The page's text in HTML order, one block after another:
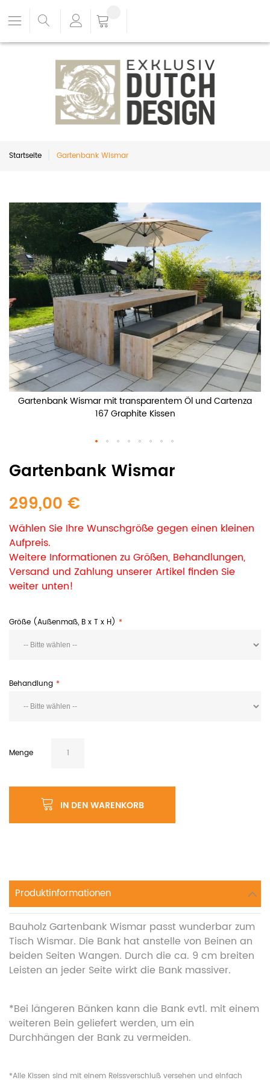
Startseite Gartenbank Wismar
Gartenbank Wismar
299,00 €
Wählen Sie Ihre Wunschgröße gegen einen kleinen
Aufpreis.
Weitere Informationen zu Größen, Behandlungen,
Versand und Zahlung unserer Artikel finden Sie
weiter unten!
Größe (Außenmaß, B x T x H)
Behandlung
Menge
IN DEN WARENKORB
Gartenbank Wismar mit transparentem Öl und Cartenza
167 Graphite Kissen
Produktinformationen
Bauholz Gartenbank Wismar passt wunderbar zum
Tisch Wismar. Die Bank hat anstelle von Beinen an
beiden Seiten Wangen. Durch die ca. 9 cm breiten
Leisten an jeder Seite wirkt die Bank massiver.
*Bei längeren Bänken kann die Bank evtl. mit einem
weiteren Bein geliefert werden, um ein
Durchhängen der Bank zu vermeiden.
*Alle Kissen sind mit einem Reissverschluß versehen und einfach